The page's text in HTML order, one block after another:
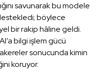
savunarak bu modele
böylece
bir rakip hâline geldi.
bilgi işlem gücü
sonucunda kimin
koruyor.